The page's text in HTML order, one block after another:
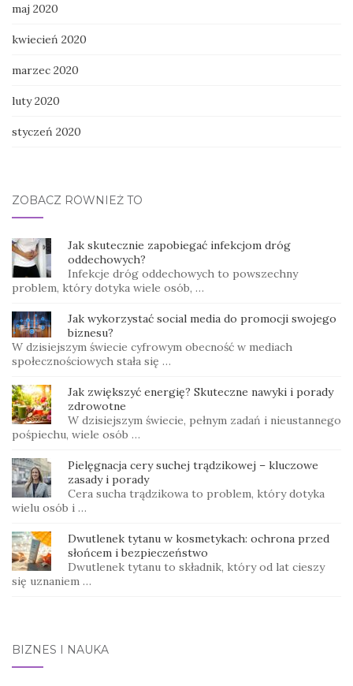
maj 2020
kwiecień 2020
marzec 2020
luty 2020
styczeń 2020
ZOBACZ RÓWNIEŻ TO
Jak skutecznie zapobiegać infekcjom dróg
oddechowych?
Infekcje dróg oddechowych to powszechny
problem, który dotyka wiele osób, …
Jak wykorzystać social media do promocji swojego
biznesu?
W dzisiejszym świecie cyfrowym obecność w mediach
społecznościowych stała się …
Jak zwiększyć energię? Skuteczne nawyki i porady
zdrowotne
W dzisiejszym świecie, pełnym zadań i nieustannego
pośpiechu, wiele osób …
Pielęgnacja cery suchej trądzikowej – kluczowe
zasady i porady
Cera sucha trądzikowa to problem, który dotyka
wielu osób i …
Dwutlenek tytanu w kosmetykach: ochrona przed
słońcem i bezpieczeństwo
Dwutlenek tytanu to składnik, który od lat cieszy
się uznaniem …
BIZNES I NAUKA